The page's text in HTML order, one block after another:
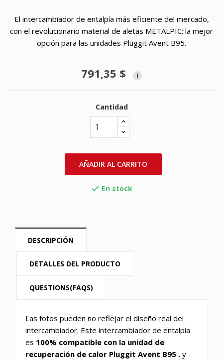
El intercambiador de entalpía más eficiente del mercado,
con el revolucionario material de aletas METALPIC: la mejor
opción para las unidades Pluggit Avent B95.
791,35 $ i
Cantidad
AÑADIR AL CARRITO
 En stock
DESCRIPCIÓN
DETALLES DEL PRODUCTO
QUESTIONS(FAQS)
Las fotos pueden no reflejar el diseño real del
intercambiador. Este intercambiador de entalpía
es 100% compatible con la unidad de
recuperación de calor Pluggit Avent B95 . y